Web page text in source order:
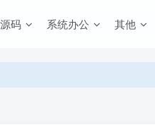
码 系统办公 其他